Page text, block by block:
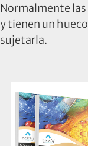
Normalmente las
y tienen un
sujetarla.